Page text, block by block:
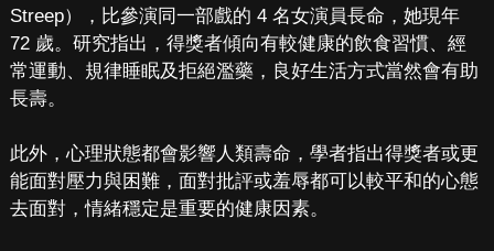
Streep），比參演同一部戲的 4 名女演員長命，她現年
72 歲。研究指出，得獎者傾向有較健康的飲食習慣、經
常運動、規律睡眠及拒絕濫藥，良好生活方式當然會有助
長壽。
此外，心理狀態都會影響人類壽命，學者指出得獎者或更
能面對壓力與困難，面對批評或羞辱都可以較平和的心態
去面對，情緒穩定是重要的健康因素。